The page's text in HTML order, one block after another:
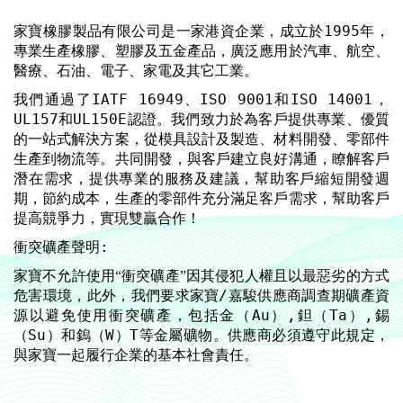
家寶橡膠製品有限公司是一家港資企業，成立於1995年，
專業生產橡膠、塑膠及五金產品，廣泛應用於汽車、航空、
醫療、石油、電子、家電及其它工業。
我們通過了IATF 16949、ISO 9001和ISO 14001，
UL157和UL150E認證。我們致力於為客戶提供專業、優質
的一站式解決方案，從模具設計及製造、材料開發、零部件
生產到物流等。共同開發，與客戶建立良好溝通，瞭解客戶
潛在需求，提供專業的服務及建議，幫助客戶縮短開發週
期，節約成本，生產的零部件充分滿足客戶需求，幫助客戶
提高競爭力，實現雙贏合作！
衝突礦產聲明:
家寶不允許使用“衝突礦產”因其侵犯人權且以最惡劣的方式
危害環境，此外，我們要求家寶/嘉駿供應商調查期礦產資
源以避免使用衝突礦產，包括金（Au）,鉭（Ta）,錫
（Su）和鎢（W）T等金屬礦物。供應商必須遵守此規定，
與家寶一起履行企業的基本社會責任。